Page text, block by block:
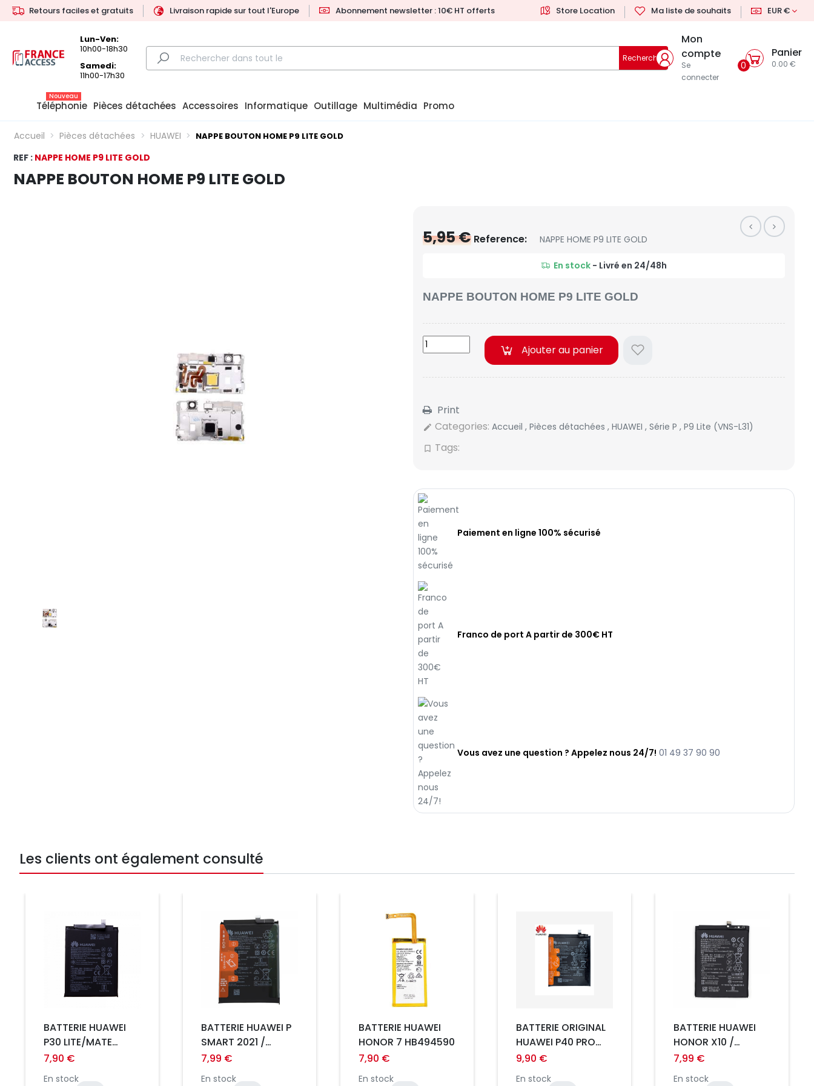
Retours faciles et gratuits Livraison rapide sur tout l'Europe Abonnement newsletter : 10€ HT offerts Store Location Ma liste de souhaits EUR €
Lun-Ven:
10h00-18h30
Samedi:
11h00-17h30
Rechercher
Mon
compte
Se
connecter
0
Panier
0.00 €
Téléphonie
Nouveau
Pièces détachées Accessoires Informatique Outillage Multimédia Promo
Accueil Pièces détachées HUAWEI NAPPE BOUTON HOME P9 LITE GOLD
REF : NAPPE HOME P9 LITE GOLD
NAPPE BOUTON HOME P9 LITE GOLD
5,95 € Reference: NAPPE HOME P9 LITE GOLD
En stock - Livré en 24/48h
NAPPE BOUTON HOME P9 LITE GOLD
Ajouter au panier
Print
edit Categories: Accueil , Pièces détachées , HUAWEI , Série P , P9 Lite (VNS-L31)
bookmark_border Tags:
Paiement en ligne 100% sécurisé
Franco de port A partir de 300€ HT
Vous avez une question ? Appelez nous 24/7! 01 49 37 90 90
Les clients ont également consulté
BATTERIE HUAWEI
P30 LITE/MATE
10LITE/P SMART
7,90 €
En stock
BATTERIE HUAWEI P
SMART 2021 /
HONOR X10 LITE /
7,99 €
En stock
BATTERIE HUAWEI
HONOR 7 HB494590
7,90 €
En stock
BATTERIE ORIGINAL
HUAWEI P40 PRO
HWB536378
9,90 €
En stock
BATTERIE HUAWEI
HONOR X10 /
HONOR PLAY 4
7,99 €
En stock